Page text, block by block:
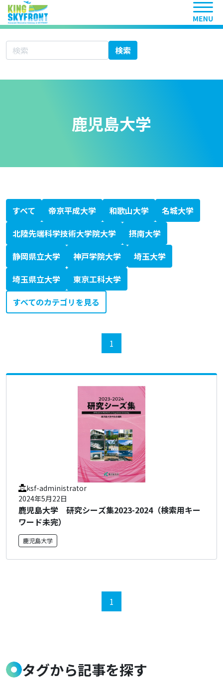
ヘッ
サイト内検索 検索
鹿児島大学
すべて 帝京平成大学 和歌山大学
名城大学
北陸先端科学技術大学院大学
摂南大学
静岡県立大学
神戸学院大学
埼玉大学
埼玉県立大学
東京工科大学
北海道科学大学
大学シーズ集 あ行
愛知医科大学
秋田大学
旭川医科大学
岩手医科大学
愛媛大学
大分大学
大阪医科薬科大学
大阪市立大学
大阪大学
岡山大学
大学シーズ集 か行
香川大学
鹿児島大学
金沢医科大学
金沢大学
川崎医科大学
関西医科大学
北里大学
岐阜大学
九州大学
京都大学
京都府立医科大学
杏林大学
近畿大学
熊本大学
久留米大学
群馬大学
慶應義塾大学
高知大学
神戸大学
国際医療福祉大学
大学シーズ集 さ行
埼玉医科大学
佐賀大学
札幌医科大学
産業医科大学
滋賀医科大学
自治医科大学
島根大学
順天堂大学
昭和大学
信州大学
聖マリアンナ医科大学
大学シーズ集 た行
千葉大学
筑波大学
帝京大学
東海大学
東京医科歯科大学
東京医科大学
東京慈恵会医科大学
東京女子医科大学
東京大学
東邦大学
東北医科薬科大学
東北大学
徳島大学
獨協医科大学
鳥取大学
富山大学
大学シーズ集 な行
長崎大学
名古屋市立大学
名古屋大学
奈良県立医科大学
新潟大学
日本医科大学
日本大学
大学シーズ集 は行
浜松医科大学
兵庫医科大学
弘前大学
広島大学
福井大学
福岡大学
福島県立医科大学
藤田医科大学
防衛医科大学校
北海道大学
大学シーズ集 ま行
三重大学
宮崎大学
大学シーズ集 や行
山形大学
山口大学
山梨大学
横浜市立大学
大学シーズ集 ら行
琉球大学
大学シーズ集 わ行
和歌山県立医科大学
専門書
医療系ベンチャー支援ガイドブック
科学技術・イノベーション白書
KISTEC ANNUAL REPORT 2023
かわさき産学連携ニュースレター
静岡がんセンターファルマバレープロジェクト
日経バイオテク
日経バイオ年鑑
バイオサイエンスとインダストリー
すべてのカテゴリを見る
1
鹿児島大学 研究シーズ集2023-2024（検索用キー
ワード未完）
2024年5月22日
ksf-administrator
鹿児島大学
1
タグから記事を探す